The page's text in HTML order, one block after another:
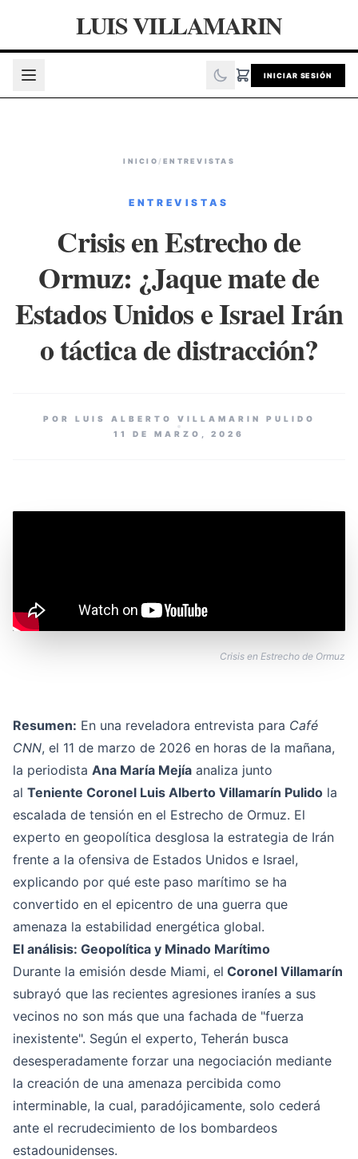
LUIS VILLAMARIN
INICIAR SESIÓN
INICIO / ENTREVISTAS
ENTREVISTAS
Crisis en Estrecho de
Ormuz: ¿Jaque mate de
Estados Unidos e Israel Irán
o táctica de distracción?
POR LUIS ALBERTO VILLAMARIN PULIDO
11 DE MARZO, 2026
Crisis en Estrecho de Ormuz
Resumen: En una reveladora entrevista para Café
CNN, el 11 de marzo de 2026 en horas de la mañana,
la periodista Ana María Mejía analiza junto
al Teniente Coronel Luis Alberto Villamarín Pulido la
escalada de tensión en el Estrecho de Ormuz. El
experto en geopolítica desglosa la estrategia de Irán
frente a la ofensiva de Estados Unidos e Israel,
explicando por qué este paso marítimo se ha
convertido en el epicentro de una guerra que
amenaza la estabilidad energética global.
El análisis: Geopolítica y Minado Marítimo
Durante la emisión desde Miami, el Coronel Villamarín
subrayó que las recientes agresiones iraníes a sus
vecinos no son más que una fachada de "fuerza
inexistente". Según el experto, Teherán busca
desesperadamente forzar una negociación mediante
la creación de una amenaza percibida como
interminable, la cual, paradójicamente, solo cederá
ante el recrudecimiento de los bombardeos
estadounidenses.